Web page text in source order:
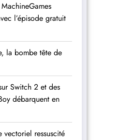
l’épisode gratuit
la bombe tête de
Switch 2 et des
débarquent en
vectoriel ressuscité